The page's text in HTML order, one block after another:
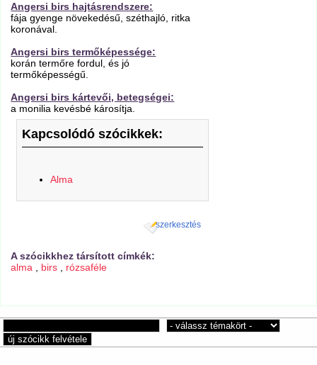
Angersi birs hajtásrendszere:
fája gyenge növekedésű, széthajló, ritka
koronával.
Angersi birs termőképessége:
korán termőre fordul, és jó
termőképességű.
Angersi birs kártevői, betegségei:
a monilia kevésbé károsítja.
Kapcsolódó szócikkek:
Alma
szerkesztés
A szócikkhez társított címkék:
alma
birs rózsaféle